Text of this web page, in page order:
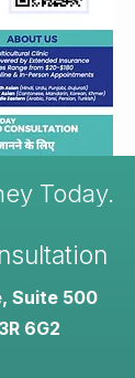
Today.
Suite 500
6G2